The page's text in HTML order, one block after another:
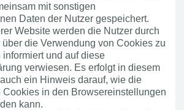
mit sonstigen
Daten der Nutzer gespeichert.
Website werden die Nutzer durch
die Verwendung von Cookies zu
und auf diese
verwiesen. Es erfolgt in diesem
ein Hinweis darauf, wie die
Cookies in den Browsereinstellungen
kann.